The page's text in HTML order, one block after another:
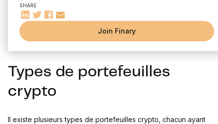
Choisir un portefeuille crypto
Réputation du fournisseur
Fonctionnalités offertes
Conclusion
SHARE
Join Finary
pour interagir avec le réseau de blockchain. Ils facilitent
l'envoi et la réception de crypto-monnaies et donnent accès à
l'historique des transactions.
Types de portefeuilles
crypto
Il existe plusieurs types de portefeuilles crypto, chacun ayant